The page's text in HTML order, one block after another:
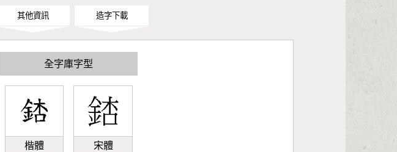
其他資訊 造字下載
全字庫字型
楷體 宋體